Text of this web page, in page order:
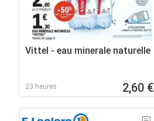
Vittel - eau minerale naturelle
23 heures 2,60 €